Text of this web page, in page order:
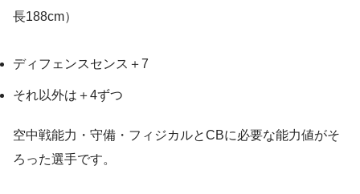
長188cm）
ディフェンスセンス＋7
それ以外は＋4ずつ
空中戦能力・守備・フィジカルとCBに必要な能力値がそ
ろった選手です。